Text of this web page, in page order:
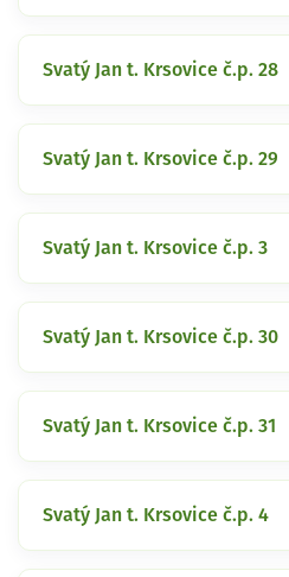
Svatý Jan t. Krsovice č.p. 28
Svatý Jan t. Krsovice č.p. 29
Svatý Jan t. Krsovice č.p. 3
Svatý Jan t. Krsovice č.p. 30
Svatý Jan t. Krsovice č.p. 31
Svatý Jan t. Krsovice č.p. 4